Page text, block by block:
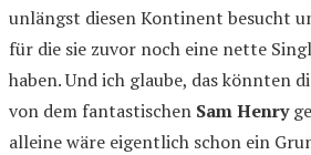
unlängst diesen Kontinent besucht
für die sie zuvor noch eine nette
haben. Und ich glaube, das könnten
von dem fantastischen Sam Henry
alleine wäre eigentlich schon ein